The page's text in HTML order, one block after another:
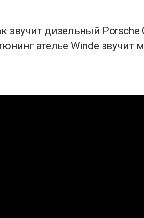
звучит дизельный Porsche
ателье Winde звучит